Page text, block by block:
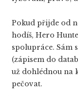
Pokud přijde od
hodíš, Hero
spolupráce. Sám
(zápisem do
už dohlédnou na
pečovat.